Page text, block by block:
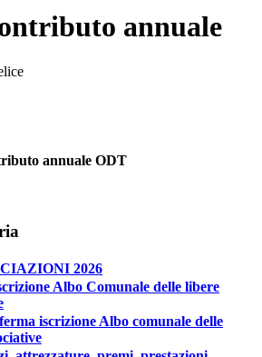
annuale
annuale ODT
2026
Albo Comunale delle libere
iscrizione Albo comunale delle